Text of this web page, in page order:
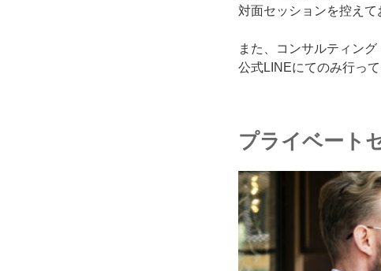
対面セッションを控えて
また、コンサルティン
公式LINEにてのみ行って
プライベート